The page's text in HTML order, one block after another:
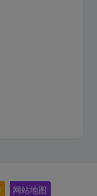
网站地图